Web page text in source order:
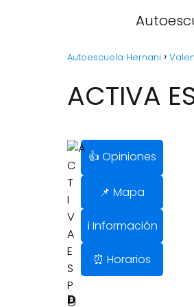
Autoescuela Hernani
ACTIVA
👍 Opiniones
📌 Mapa
ℹ️ Información
⏰ Horarios
D